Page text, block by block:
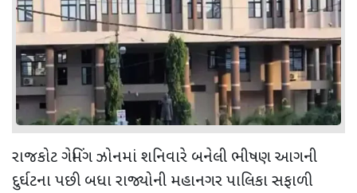
રાજકોટ ગેમિંગ ઝોનમાં શનિવારે બનેલી ભીષણ આગની
દુર્ઘટના પછી બધા રાજ્યોની મહાનગર પાલિકા સફાળી